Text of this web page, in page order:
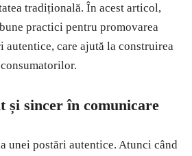
tradițională. În acest articol,
practici pentru promovarea
autentice, care ajută la construirea
și sincer în comunicare
unei postări autentice. Atunci când